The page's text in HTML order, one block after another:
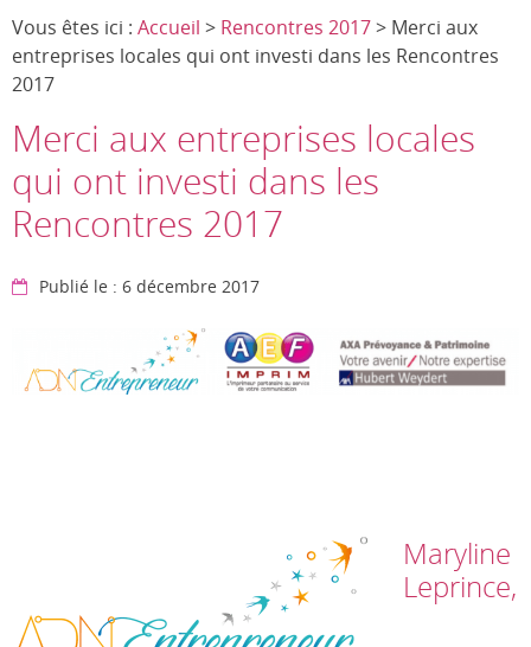
Vous êtes ici : Accueil > Rencontres 2017> Merci aux
entreprises locales qui ont investi dans les Rencontres
2017
Merci aux entreprises locales
qui ont investi dans les
Rencontres 2017
Publié le : 6 décembre 2017
Maryline
Leprince,